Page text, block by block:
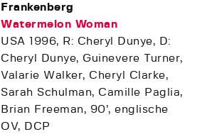
Frankenberg
Watermelon Woman
USA 1996, R: Cheryl Dunye, D:
Cheryl Dunye, Guinevere Turner,
Valarie Walker, Cheryl Clarke,
Sarah Schulman, Camille Paglia,
Brian Freeman, 90’, englische
OV, DCP